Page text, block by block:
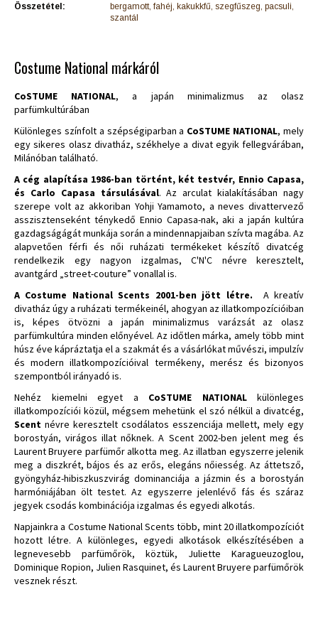
Összetétel:
bergamott, fahéj, kakukkfű, szegfűszeg, pacsuli,
szantál
Costume National márkáról
CoSTUME NATIONAL, a japán minimalizmus az olasz
parfümkultúrában
Különleges színfolt a szépségiparban a CoSTUME NATIONAL, mely
egy sikeres olasz divatház, székhelye a divat egyik fellegvárában,
Milánóban található.
A cég alapítása 1986-ban történt, két testvér, Ennio Capasa,
és Carlo Capasa társulásával. Az arculat kialakításában nagy
szerepe volt az akkoriban Yohji Yamamoto, a neves divattervező
asszisztenseként ténykedő Ennio Capasa-nak, aki a japán kultúra
gazdagságágát munkája során a mindennapjaiban szívta magába. Az
alapvetően férfi és női ruházati termékeket készítő divatcég
rendelkezik egy nagyon izgalmas, C'N'C névre keresztelt,
avantgárd „street-couture” vonallal is.
A Costume National Scents 2001-ben jött létre.
A kreatív
divatház úgy a ruházati termékeinél, ahogyan az illatkompozícióiban
is, képes ötvözni a japán minimalizmus varázsát az olasz
parfümkultúra minden előnyével. Az időtlen márka, amely több mint
húsz éve kápráztatja el a szakmát és a vásárlókat művészi, impulzív
és modern illatkompozícióival termékeny, merész és bizonyos
szempontból irányadó is.
Nehéz kiemelni egyet a CoSTUME NATIONALkülönleges
illatkompozíciói közül, mégsem mehetünk el szó nélkül a divatcég,
Scent névre keresztelt csodálatos esszenciája mellett, mely egy
borostyán, virágos illat nőknek. A Scent 2002-ben jelent meg és
Laurent Bruyere parfümőr alkotta meg. Az illatban egyszerre jelenik
meg a diszkrét, bájos és az erős, elegáns nőiesség. Az áttetsző,
gyöngyház-hibiszkuszvirág dominanciája a jázmin és a borostyán
harmóniájában ölt testet. Az egyszerre jelenlévő fás és száraz
jegyek csodás kombinációja izgalmas és egyedi alkotás.
Napjainkra a Costume National Scents több, mint 20 illatkompozíciót
hozott létre. A különleges, egyedi alkotások elkészítésében a
legnevesebb parfümőrök, köztük, Juliette Karagueuzoglou,
Dominique Ropion, Julien Rasquinet, és Laurent Bruyere parfümőrök
vesznek részt.